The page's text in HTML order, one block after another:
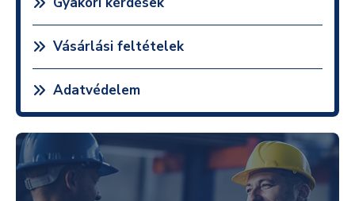
Vásárlási feltételek
Adatvédelem